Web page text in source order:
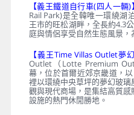
【義王鐵道自行車(四人一輛)
Rail Park)是全韓唯一環繞湖
王市的旺松湖畔，全長約4.3
庭與情侶享受自然生態風景
【義王Time Villas Outlet夢
Outlet（Lotte Premium
幕，位於首爾近郊京畿道，
裡以環繞中央草坪的夢幻玻
觀與現代商場，是集結高質
設施的熱門休閒勝地。